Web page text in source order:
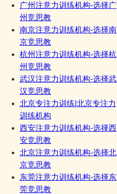
广州注意力训练机构-选择广
州竞思教
南京注意力训练机构-选择南
京竞思教
杭州注意力训练机构-选择杭
州竞思教
武汉注意力训练机构-选择武
汉竞思教
北京专注力训练|北京专注力
训练机构
西安注意力训练机构-选择西
安竞思教
北京注意力训练机构-选择北
京竞思教
东莞注意力训练机构-选择东
莞竞思教